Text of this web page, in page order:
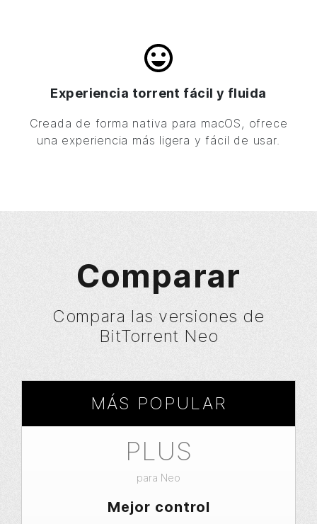
Experiencia torrent fácil y fluida
Creada de forma nativa para macOS, ofrece
una experiencia más ligera y fácil de usar.
Comparar
Compara las versiones de
BitTorrent Neo
MÁS POPULAR
PLUS
para Neo
Mejor control